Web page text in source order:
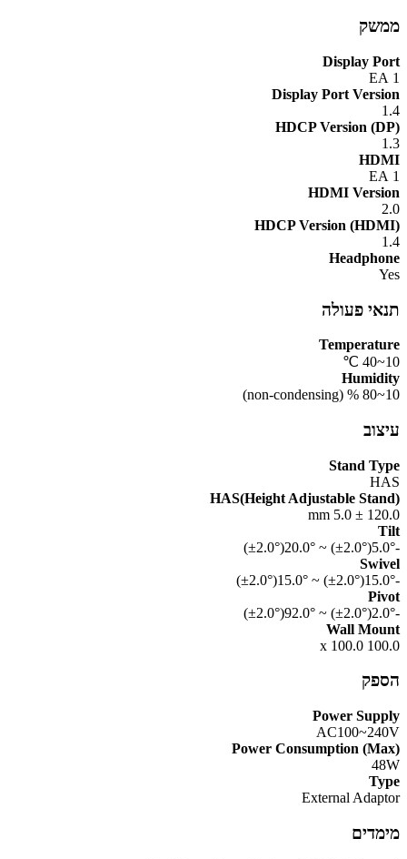
ממשק
Display Port
1 EA
Display Port Version
1.4
HDCP Version (DP)
1.3
HDMI
1 EA
HDMI Version
2.0
HDCP Version (HDMI)
1.4
Headphone
Yes
תנאי פעולה
Temperature
10~40 ℃
Humidity
10~80 % (non-condensing)
עיצוב
Stand Type
HAS
HAS(Height Adjustable Stand)
120.0 ± 5.0 mm
Tilt
-5.0°(±2.0°) ~ 20.0°(±2.0°)
Swivel
-15.0°(±2.0°) ~ 15.0°(±2.0°)
Pivot
-2.0°(±2.0°) ~ 92.0°(±2.0°)
Wall Mount
100.0 x 100.0
הספק
Power Supply
AC100~240V
Power Consumption (Max)
48W
Type
External Adaptor
מימדים